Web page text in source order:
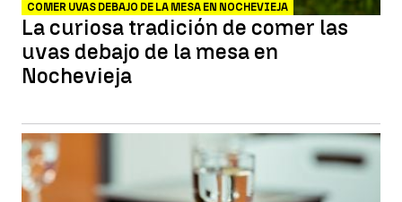
COMER UVAS DEBAJO DE LA MESA EN NOCHEVIEJA
La curiosa tradición de comer las
uvas debajo de la mesa en
Nochevieja